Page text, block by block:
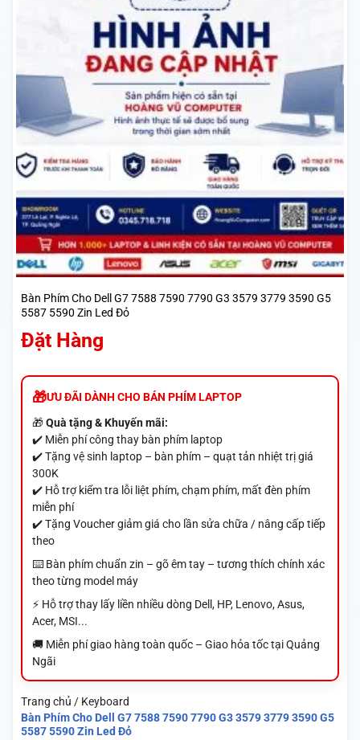
Bàn Phím Cho Dell G7 7588 7590 7790 G3 3579 3779 3590 G5
5587 5590 Zin Led Đỏ
Đặt Hàng
ƯU ĐÃI DÀNH CHO BÁN PHÍM LAPTOP
🎁Quà tặng & Khuyến mãi:
✔️ Miễn phí công thay bàn phím laptop
✔️ Tặng vệ sinh laptop – bàn phím – quạt tản nhiệt trị giá
300K
✔️ Hỗ trợ kiểm tra lỗi liệt phím, chạm phím, mất đèn phím
miễn phí
✔️ Tặng Voucher giảm giá cho lần sửa chữa / nâng cấp tiếp
theo
⌨️ Bàn phím chuẩn zin – gõ êm tay – tương thích chính xác
theo từng model máy
⚡ Hỗ trợ thay lấy liền nhiều dòng Dell, HP, Lenovo, Asus,
Acer, MSI...
🚚 Miễn phí giao hàng toàn quốc – Giao hỏa tốc tại Quảng
Ngãi
Trang chủ / Keyboard
Bàn Phím Cho Dell G7 7588 7590 7790 G3 3579 3779 3590 G5
5587 5590 Zin Led Đỏ